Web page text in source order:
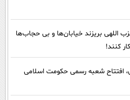
خرازی: ۵۰ هزار حزب اللهی بریزند خیابان‌ها و بی حجاب‌ها
کنند!
افتتاح شعبه رسمی حکومت اسلامی